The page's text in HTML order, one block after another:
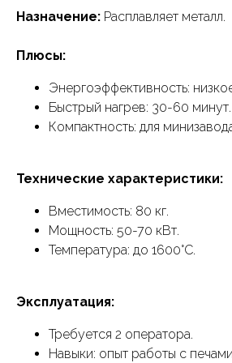
Назначение: Расплавляет металл.
Плюсы:
Энергоэффективность:
Быстрый нагрев: 30-60 минут.
Компактность: для
Технические характеристики:
Вместимость: 80 кг.
Мощность: 50-70 кВт.
Температура: до 1600°C.
Эксплуатация:
Требуется 2 оператора.
Навыки: опыт работы с